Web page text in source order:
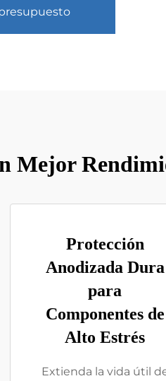
Mejor
Protección
Anodizada Dura
para
Componentes de
Alto Estrés
Extienda la vida útil